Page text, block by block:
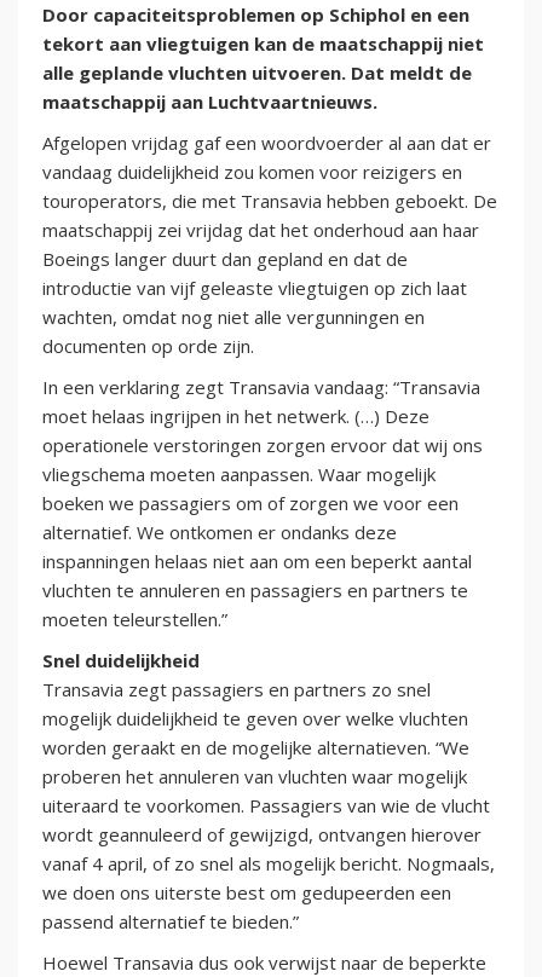
Door capaciteitsproblemen op Schiphol en een
tekort aan vliegtuigen kan de maatschappij niet
alle geplande vluchten uitvoeren. Dat meldt de
maatschappij aan Luchtvaartnieuws.
Afgelopen vrijdag gaf een woordvoerder al aan dat er
vandaag duidelijkheid zou komen voor reizigers en
touroperators, die met Transavia hebben geboekt. De
maatschappij zei vrijdag dat het onderhoud aan haar
Boeings langer duurt dan gepland en dat de
introductie van vijf geleaste vliegtuigen op zich laat
wachten, omdat nog niet alle vergunningen en
documenten op orde zijn.
In een verklaring zegt Transavia vandaag: “Transavia
moet helaas ingrijpen in het netwerk. (…) Deze
operationele verstoringen zorgen ervoor dat wij ons
vliegschema moeten aanpassen. Waar mogelijk
boeken we passagiers om of zorgen we voor een
alternatief. We ontkomen er ondanks deze
inspanningen helaas niet aan om een beperkt aantal
vluchten te annuleren en passagiers en partners te
moeten teleurstellen.”
Snel duidelijkheid
Transavia zegt passagiers en partners zo snel
mogelijk duidelijkheid te geven over welke vluchten
worden geraakt en de mogelijke alternatieven. “We
proberen het annuleren van vluchten waar mogelijk
uiteraard te voorkomen. Passagiers van wie de vlucht
wordt geannuleerd of gewijzigd, ontvangen hierover
vanaf 4 april, of zo snel als mogelijk bericht. Nogmaals,
we doen ons uiterste best om gedupeerden een
passend alternatief te bieden.”
Hoewel Transavia dus ook verwijst naar de beperkte